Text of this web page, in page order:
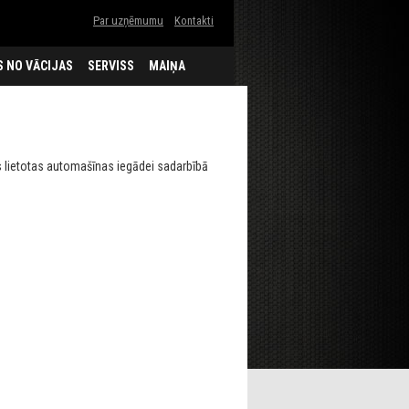
Par uzņēmumu Kontakti
NO VĀCIJAS SERVISS MAIŅA
automašīnas iegādei sadarbībā